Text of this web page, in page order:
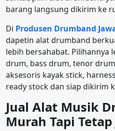
barang langsung dikirim ke
Di Produsen Drumband
dapetin alat drumband
lebih bersahabat. Pilihannya
drum, bass drum, tenor
aksesoris kayak stick,
ready stock dan siap dikirim
Jual Alat Musik
Murah Tapi Tetap